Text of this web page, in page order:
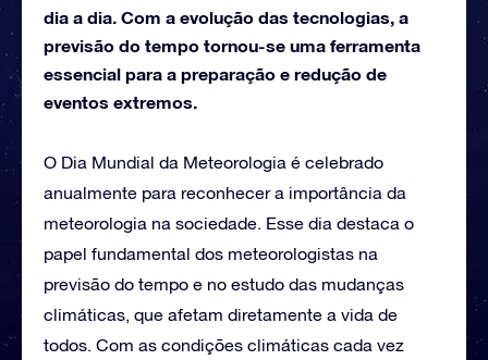
dia a dia. Com a evolução das tecnologias, a
previsão do tempo tornou-se uma ferramenta
essencial para a preparação e redução de
eventos extremos.
O Dia Mundial da Meteorologia é celebrado
anualmente para reconhecer a importância da
meteorologia na sociedade. Esse dia destaca o
papel fundamental dos meteorologistas na
previsão do tempo e no estudo das mudanças
climáticas, que afetam diretamente a vida de
todos. Com as condições climáticas cada vez